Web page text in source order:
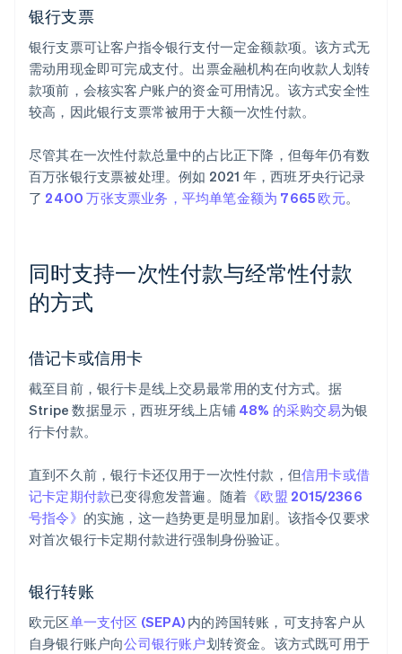
银行支票
银行支票可让客户指令银行支付一定金额款项。该方式无
需动用现金即可完成支付。出票金融机构在向收款人划转
款项前，会核实客户账户的资金可用情况。该方式安全性
较高，因此银行支票常被用于大额一次性付款。
尽管其在一次性付款总量中的占比正下降，但每年仍有数
百万张银行支票被处理。例如 2021 年，西班牙央行记录
了 2400 万张支票业务，平均单笔金额为 7665 欧元。
同时支持一次性付款与经常性付款
的方式
借记卡或信用卡
截至目前，银行卡是线上交易最常用的支付方式。据
Stripe 数据显示，西班牙线上店铺 48% 的采购交易为银
行卡付款。
直到不久前，银行卡还仅用于一次性付款，但信用卡或借
记卡定期付款已变得愈发普遍。随着 《欧盟 2015/2366
号指令》 的实施，这一趋势更是明显加剧。该指令仅要求
对首次银行卡定期付款进行强制身份验证。
银行转账
欧元区单一支付区 (SEPA) 内的跨国转账，可支持客户从
自身银行账户向公司银行账户划转资金。该方式既可用于